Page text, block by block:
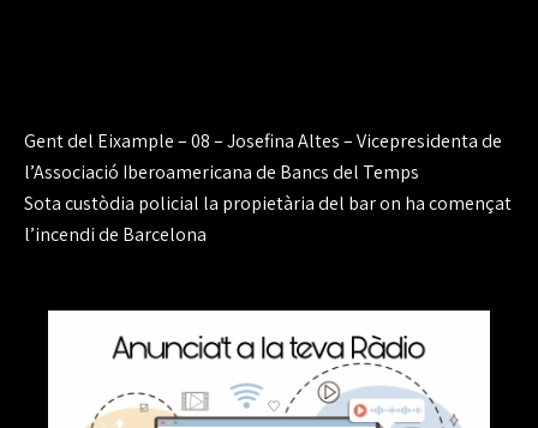
Navegación
de
entradas
Gent del Eixample – 08 – Josefina Altes – Vicepresidenta de
l’Associació Iberoamericana de Bancs del Temps
Sota custòdia policial la propietària del bar on ha començat
l’incendi de Barcelona